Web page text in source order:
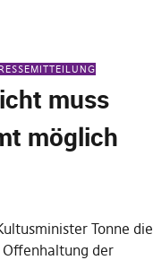
muss
möglich
Tonne die
Offenhaltung der